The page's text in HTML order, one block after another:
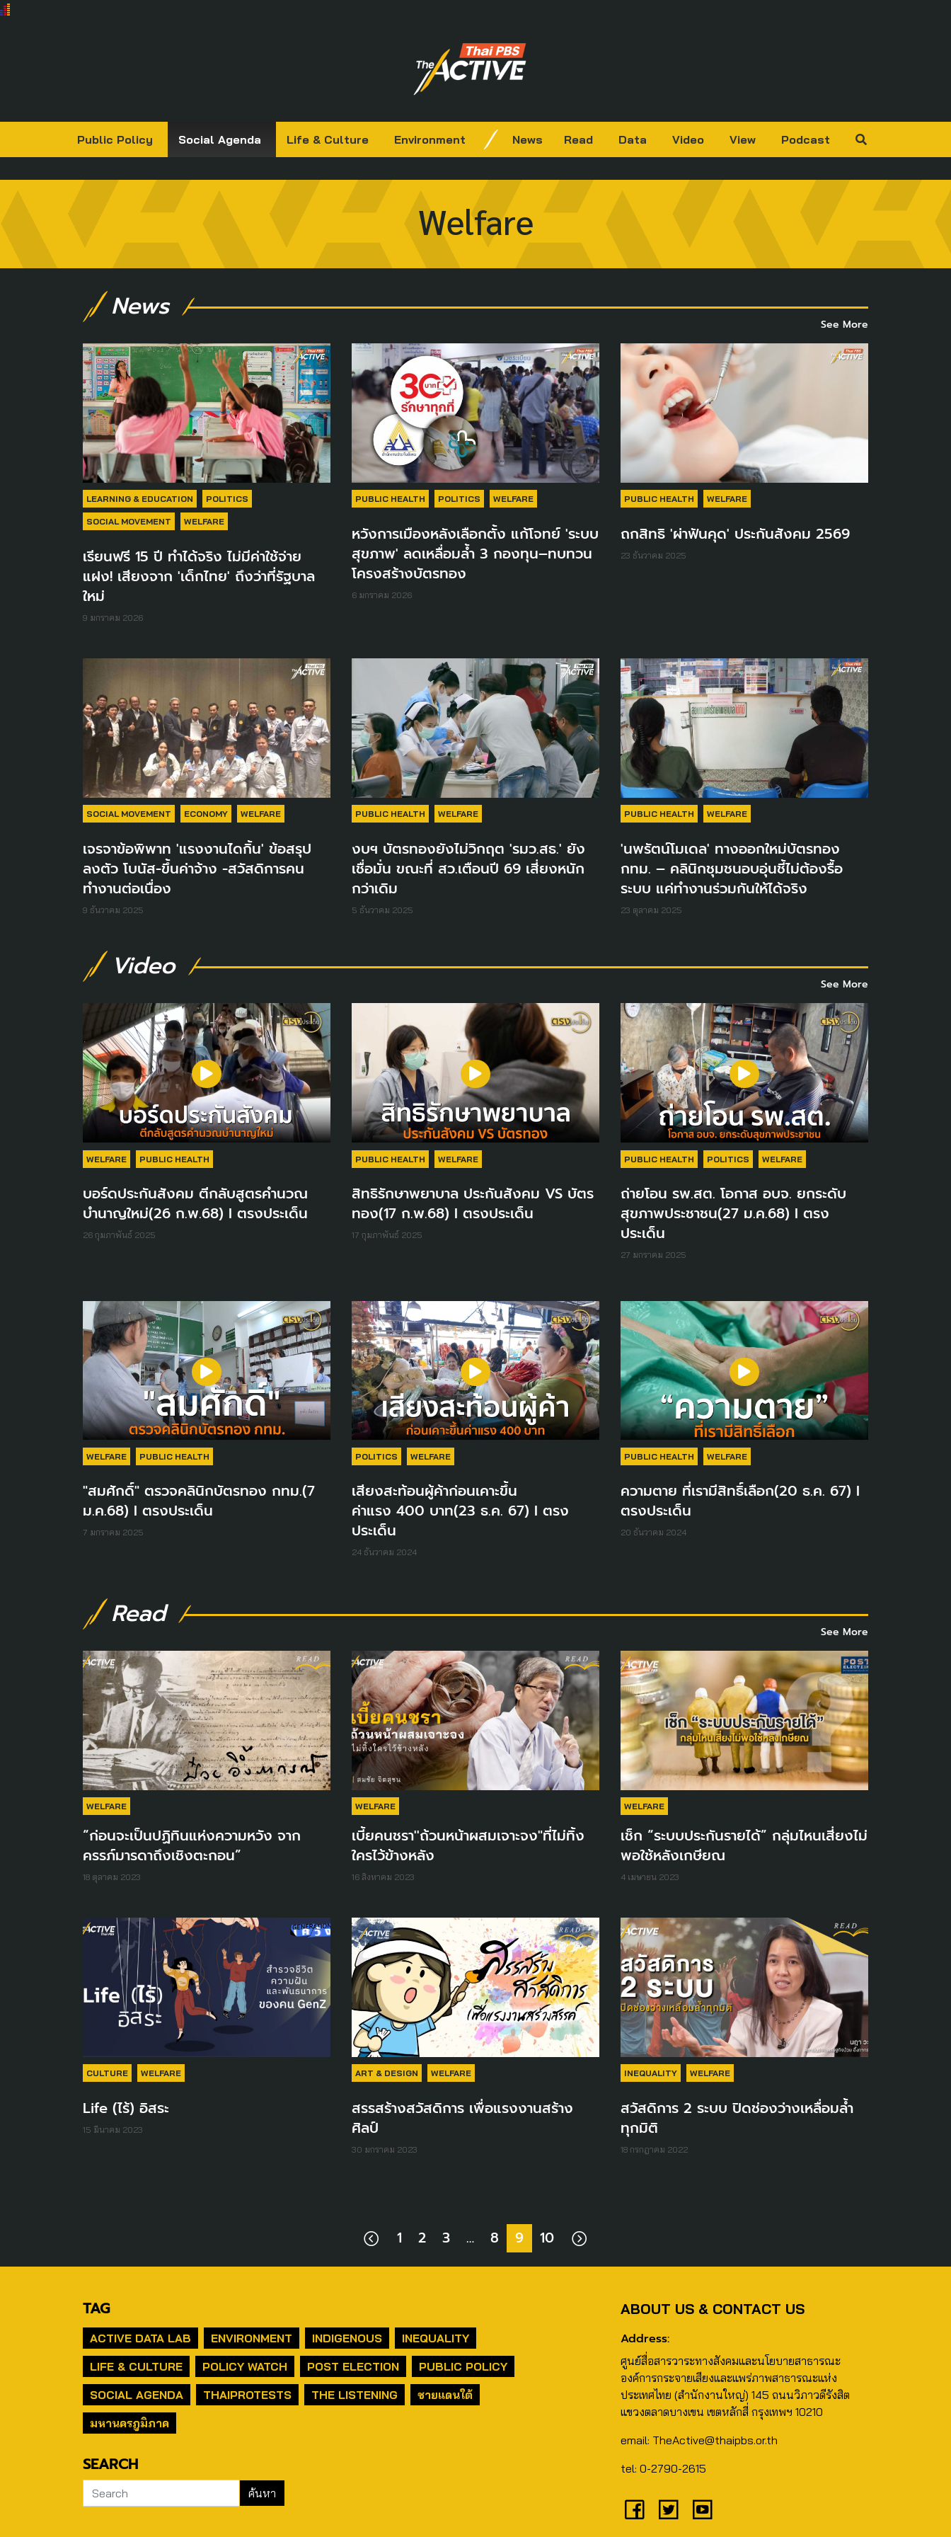
Public Policy Social Agenda Life & Culture Environment News Read Data Video View Podcast
Welfare
News
See More
LEARNING & EDUCATION POLITICS
SOCIAL MOVEMENT WELFARE
เรียนฟรี 15 ปี ทำได้จริง ไม่มีค่าใช้จ่าย
แฝง! เสียงจาก 'เด็กไทย' ถึงว่าที่รัฐบาล
ใหม่
9 มกราคม 2026
PUBLIC HEALTH POLITICS WELFARE
หวังการเมืองหลังเลือกตั้ง แก้โจทย์ 'ระบบ
สุขภาพ' ลดเหลื่อมล้ำ 3 กองทุน–ทบทวน
โครงสร้างบัตรทอง
6 มกราคม 2026
PUBLIC HEALTH WELFARE
ถกสิทธิ 'ผ่าฟันคุด' ประกันสังคม 2569
23 ธันวาคม 2025
SOCIAL MOVEMENT ECONOMY WELFARE
เจรจาข้อพิพาท 'แรงงานไดกิ้น' ข้อสรุป
ลงตัว โบนัส-ขึ้นค่าจ้าง -สวัสดิการคน
ทำงานต่อเนื่อง
9 ธันวาคม 2025
PUBLIC HEALTH WELFARE
งบฯ บัตรทองยังไม่วิกฤต 'รมว.สธ.' ยัง
เชื่อมั่น ขณะที่ สว.เตือนปี 69 เสี่ยงหนัก
กว่าเดิม
5 ธันวาคม 2025
PUBLIC HEALTH WELFARE
'นพรัตน์โมเดล' ทางออกใหม่บัตรทอง
กทม. – คลินิกชุมชนอบอุ่นชี้ไม่ต้องรื้อ
ระบบ แค่ทำงานร่วมกันให้ได้จริง
23 ตุลาคม 2025
Video
See More
WELFARE PUBLIC HEALTH
บอร์ดประกันสังคม ตีกลับสูตรคำนวณ
บำนาญใหม่(26 ก.พ.68) I ตรงประเด็น
26 กุมภาพันธ์ 2025
PUBLIC HEALTH WELFARE
สิทธิรักษาพยาบาล ประกันสังคม VS บัตร
ทอง(17 ก.พ.68) I ตรงประเด็น
17 กุมภาพันธ์ 2025
PUBLIC HEALTH POLITICS WELFARE
ถ่ายโอน รพ.สต. โอกาส อบจ. ยกระดับ
สุขภาพประชาชน(27 ม.ค.68) I ตรง
ประเด็น
27 มกราคม 2025
WELFARE PUBLIC HEALTH
"สมศักดิ์" ตรวจคลินิกบัตรทอง กทม.(7
ม.ค.68) I ตรงประเด็น
7 มกราคม 2025
POLITICS WELFARE
เสียงสะท้อนผู้ค้าก่อนเคาะขึ้น
ค่าแรง 400 บาท(23 ธ.ค. 67) I ตรง
ประเด็น
24 ธันวาคม 2024
PUBLIC HEALTH WELFARE
ความตาย ที่เรามีสิทธิ์เลือก(20 ธ.ค. 67) I
ตรงประเด็น
20 ธันวาคม 2024
Read
See More
WELFARE
“ก่อนจะเป็นปฏิทินแห่งความหวัง จาก
ครรภ์มารดาถึงเชิงตะกอน”
18 ตุลาคม 2023
WELFARE
เบี้ยคนชรา''ถ้วนหน้าผสมเจาะจง"ที่ไม่ทิ้ง
ใครไว้ข้างหลัง
16 สิงหาคม 2023
WELFARE
เช็ก “ระบบประกันรายได้” กลุ่มไหนเสี่ยงไม่
พอใช้หลังเกษียณ
4 เมษายน 2023
CULTURE WELFARE
Life (ไร้) อิสระ
15 มีนาคม 2023
ART & DESIGN WELFARE
สรรสร้างสวัสดิการ เพื่อแรงงานสร้าง
ศิลป์
30 มกราคม 2023
INEQUALITY WELFARE
สวัสดิการ 2 ระบบ ปิดช่องว่างเหลื่อมล้ำ
ทุกมิติ
18 กรกฎาคม 2022
1 2 3 … 8 9 10
TAG
ACTIVE DATA LAB ENVIRONMENT INDIGENOUS
INEQUALITY
LIFE & CULTURE
POLICY WATCH POST ELECTION
PUBLIC POLICY
SOCIAL AGENDA
THAIPROTESTS THE LISTENING
ชายแดนใต้
มหานครภูมิภาค
SEARCH
ABOUT US & CONTACT US
Address:
ศูนย์สื่อสารวาระทางสังคมและนโยบายสาธารณะ
องค์การกระจายเสียงและแพร่ภาพสาธารณะแห่ง
ประเทศไทย (สำนักงานใหญ่) 145 ถนนวิภาวดีรังสิต
แขวงตลาดบางเขน เขตหลักสี่ กรุงเทพฯ 10210
email: TheActive@thaipbs.or.th
tel: 0-2790-2615